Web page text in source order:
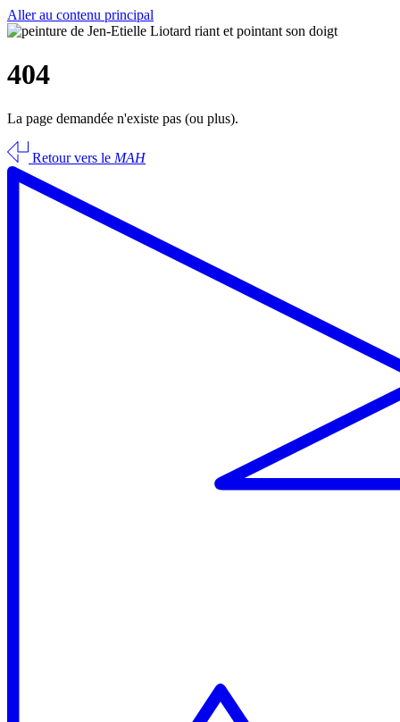
Aller au contenu principal
404
La page demandée n'existe pas (ou plus).
Retour vers le MAH